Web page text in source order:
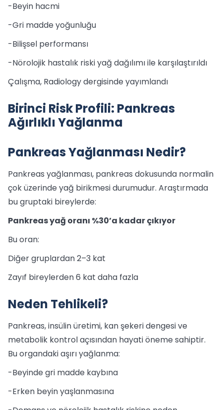
-Beyin hacmi
-Gri madde yoğunluğu
-Bilişsel performansı
-Nörolojik hastalık riski yağ dağılımı ile karşılaştırıldı
Çalışma, Radiology dergisinde yayımlandı
Birinci Risk Profili: Pankreas
Ağırlıklı Yağlanma
Pankreas Yağlanması Nedir?
Pankreas yağlanması, pankreas dokusunda normalin
çok üzerinde yağ birikmesi durumudur. Araştırmada
bu gruptaki bireylerde:
Pankreas yağ oranı %30’a kadar çıkıyor
Bu oran:
Diğer gruplardan 2–3 kat
Zayıf bireylerden 6 kat daha fazla
Neden Tehlikeli?
Pankreas, insülin üretimi, kan şekeri dengesi ve
metabolik kontrol açısından hayati öneme sahiptir.
Bu organdaki aşırı yağlanma:
-Beyinde gri madde kaybına
-Erken beyin yaşlanmasına